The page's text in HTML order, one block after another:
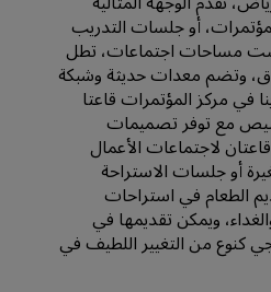
أو جلسات التدريب
مساحات اجتماعات، تطل
وتضم معدات حديثة وشبكة
في مركز المؤتمرات قاعتا
مع توفر تصميمات
لاجتماعات الأعمال
أو جلسات الاستراحة
الطعام في استراحات
ويمكن تقديمها في
كنوع من التغيير اللطيف في